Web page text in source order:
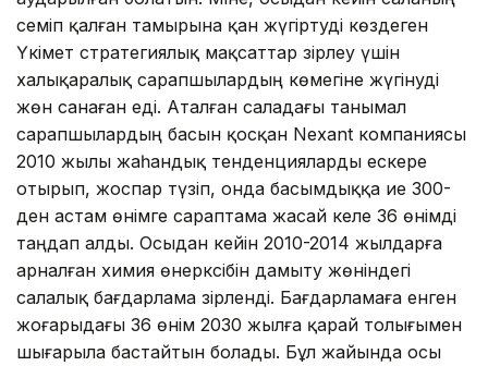
семіп қалған тамырына қан жүгіртуді көздеген
Үкімет стратегиялық мақсаттар әзірлеу үшін
халықаралық сарапшылардың көмегіне жүгінуді
жөн санаған еді. Аталған саладағы танымал
сарапшылардың басын қосқан Nexant компаниясы
2010 жылы жаһандық тенденцияларды ескере
отырып, жоспар түзіп, онда басымдыққа ие 300-
ден астам өнімге сараптама жасай келе 36 өнімді
таңдап алды. Осыдан кейін 2010-2014 жылдарға
арналған химия өнеркәсібін дамыту жөніндегі
салалық бағдарлама әзірленді. Бағдарламаға енген
жоғарыдағы 36 өнім 2030 жылға қарай толығымен
шығарыла бастайтын болады. Бұл жайында осы